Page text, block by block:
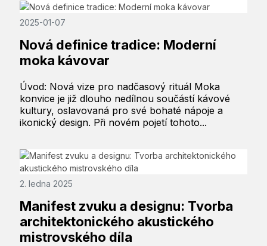
2025-01-07
Nová definice tradice: Moderní
moka kávovar
Úvod: Nová vize pro nadčasový rituál Moka
konvice je již dlouho nedílnou součástí kávové
kultury, oslavovaná pro své bohaté nápoje a
ikonický design. Při novém pojetí tohoto...
2. ledna 2025
Manifest zvuku a designu: Tvorba
architektonického akustického
mistrovského díla